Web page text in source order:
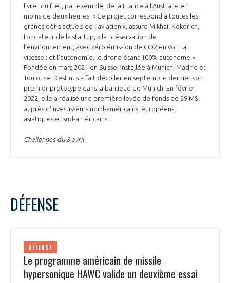
livrer du fret, par exemple, de la France à l’Australie en
moins de deux heures. « Ce projet correspond à toutes les
grands défis actuels de l’aviation », assure Mikhail Kokorich,
fondateur de la startup, « la préservation de
l’environnement, avec zéro émission de CO2 en vol ; la
vitesse ; et l’autonomie, le drone étant 100% autonome ».
Fondée en mars 2021 en Suisse, installée à Munich, Madrid et
Toulouse, Destinus a fait décoller en septembre dernier son
premier prototype dans la banlieue de Munich. En février
2022, elle a réalisé une première levée de fonds de 29 M$
auprès d’investisseurs nord-américains, européens,
asiatiques et sud-américains.
Challenges du 8 avril
DÉFENSE
DÉFENSE
Le programme américain de missile
hypersonique HAWC valide un deuxième essai